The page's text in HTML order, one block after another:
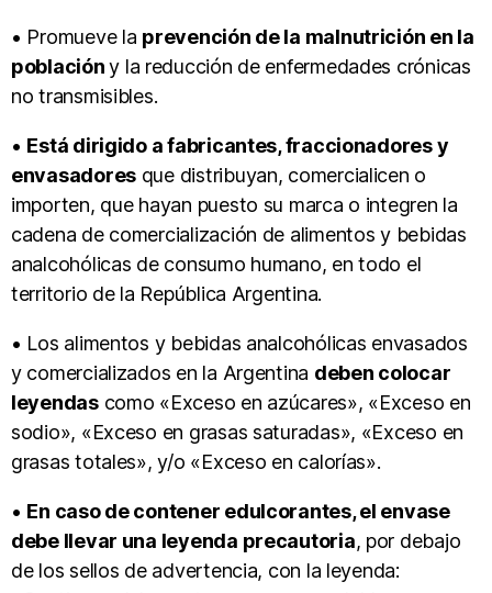
• Promueve la prevención de la malnutrición en la
poblacióny la reducción de enfermedades crónicas
no transmisibles.
• Está dirigido a fabricantes, fraccionadores y
envasadores que distribuyan, comercialicen o
importen, que hayan puesto su marca o integren la
cadena de comercialización de alimentos y bebidas
analcohólicas de consumo humano, en todo el
territorio de la República Argentina.
• Los alimentos y bebidas analcohólicas envasados
y comercializados en la Argentina deben colocar
leyendascomo «Exceso en azúcares», «Exceso en
sodio», «Exceso en grasas saturadas», «Exceso en
grasas totales», y/o «Exceso en calorías».
• En caso de contener edulcorantes, el envase
debe llevar una leyenda precautoria, por debajo
de los sellos de advertencia, con la leyenda: